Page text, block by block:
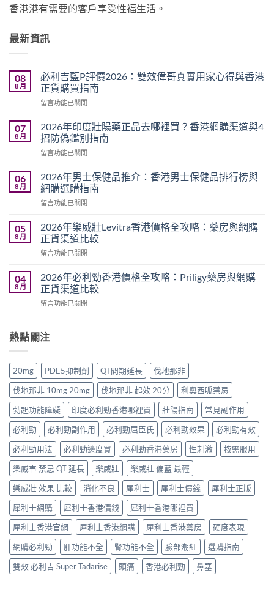
香港港有需要的客戶享受性福生活。
最新資訊
08
8 月
必利吉藍P評價2026：雙效偉哥真實用家心得與香港
正貨購買指南
在
利
吉
藍
P
價
2026：
雙
效
哥
真
用
心
得
與
正
貨
買
指
南〉
中
留言功能已關閉
07
8 月
2026年印度壯陽藥正品去哪裡買？香港網購渠道與4
招防偽鑑別指南
在
年
印
度
壯
藥
正
品
去
裡
買？
港
渠
招
防
偽
鑑
別
南〉
中
留言功能已關閉
06
8 月
2026年男士保健品推介：香港男士保健品排行榜與
網購選購指南
在
年
男
士
保
品
推
介：
香
士
品
排
行
榜
與
網
選
購
指
南〉
中
留言功能已關閉
05
8 月
2026年樂威壯Levitra香港價格全攻略：藥房與網購
正貨渠道比較
在
年
樂
威
壯
港
全
攻
略：
藥
房
與
購
正
貨
渠
道
比
較〉
中
留言功能已關閉
04
8 月
2026年必利勁香港價格全攻略：Priligy藥房與網購
正貨渠道比較
在
必
利
香
港
價
格
全
攻
略：
Priligy
藥
房
與
網
購
正
貨
渠
道
比
較〉
中
留言功能已關閉
熱點關注
20mg PDE5抑制劑 QT間期延長
伐地那非
伐地那非 10mg 20mg
伐地那非 起效 20分
利奧西呱禁忌
勃起功能障礙
印度必利勁香港哪裡買 壯陽指南
常見副作用
必利勁
必利勁副作用 必利勁屈臣氏 必利勁效果
必利勁有效
必利勁用法
必利勁邊度買 必利勁香港藥房 性刺激
按需服用
樂威壭 禁忌 QT 延長
樂威壯
樂威壯 偏藍 最輕
樂威壯 效果 比較
消化不良 犀利士 犀利士價錢
犀利士正版
犀利士網購
犀利士香港價錢
犀利士香港哪裡買
犀利士香港官網
犀利士香港網購 犀利士香港藥房
硬度表現
網購必利勁
肝功能不全 腎功能不全 臉部潮紅
選購指南
雙效 必利吉 Super Tadarise
頭痛 香港必利勁 鼻塞